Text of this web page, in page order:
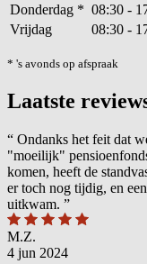
Donderdag * 08:30 -
Vrijdag
08:30 -
* 's avonds op afspraak
Laatste
“ Ondanks het feit dat
"moeilijk"
komen, heeft de
er toch nog tijdig, en
uitkwam. ”
M.Z.
4 jun 2024